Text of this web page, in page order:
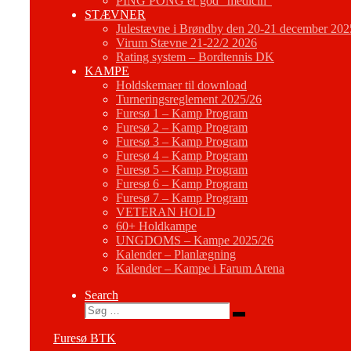
STÆVNER
Julestævne i Brøndby den 20-21 december
Virum Stævne 21-22/2 2026
Rating system – Bordtennis DK
KAMPE
Holdskemaer til download
Turneringsreglement 2025/26
Furesø 1 – Kamp Program
Furesø 2 – Kamp Program
Furesø 3 – Kamp Program
Furesø 4 – Kamp Program
Furesø 5 – Kamp Program
Furesø 6 – Kamp Program
Furesø 7 – Kamp Program
VETERAN HOLD
60+ Holdkampe
UNGDOMS – Kampe 2025/26
Kalender – Planlægning
Kalender – Kampe i Farum Arena
Search
Søg
Søg
Furesø BTK